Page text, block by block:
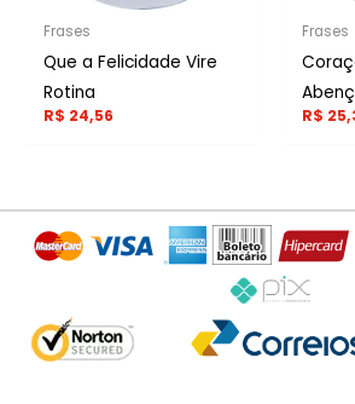
Frases
Que a Felicidade Vire
Rotina
R$ 24,56
Frases
R$